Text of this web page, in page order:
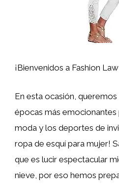
¡Bienvenidos a Fashion
En esta ocasión,
épocas más emocionantes
moda y los deportes de
ropa de esquí para mujer!
que es lucir espectacular
nieve, por eso hemos